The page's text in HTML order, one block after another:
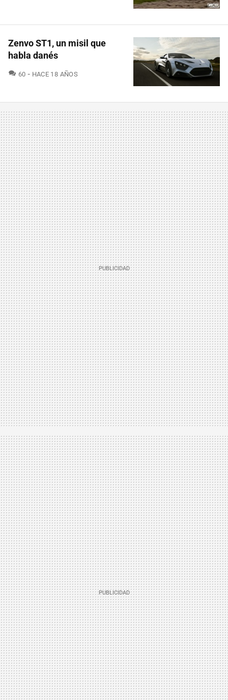
Zenvo ST1, un misil que
habla danés
60 COMENTARIOS
HACE 18 AÑOS